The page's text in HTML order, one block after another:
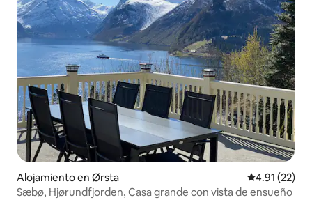
Alojamiento en Ørsta Calificación
4.91 (22)
Sæbø, Hjørundfjorden, Casa grande con vista de ensueño